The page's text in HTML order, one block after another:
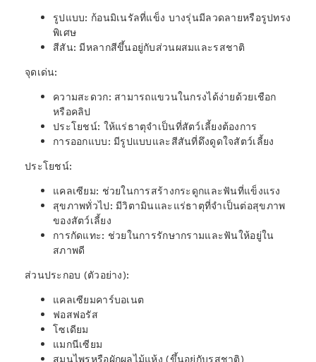
รูปแบบ: ก้อนมิเนรัลที่แข็ง บางรุ่นมีลวดลายหรือรูปทรง
พิเศษ
สีสัน: มีหลากสีขึ้นอยู่กับส่วนผสมและรสชาติ
จุดเด่น:
ความสะดวก: สามารถแขวนในกรงได้ง่ายด้วยเชือก
หรือคลิป
ประโยชน์: ให้แร่ธาตุจำเป็นที่สัตว์เลี้ยงต้องการ
การออกแบบ: มีรูปแบบและสีสันที่ดึงดูดใจสัตว์เลี้ยง
ประโยชน์:
แคลเซียม: ช่วยในการสร้างกระดูกและฟันที่แข็งแรง
สุขภาพทั่วไป: มีวิตามินและแร่ธาตุที่จำเป็นต่อสุขภาพ
ของสัตว์เลี้ยง
การกัดแทะ: ช่วยในการรักษากรามและฟันให้อยู่ใน
สภาพดี
ส่วนประกอบ (ตัวอย่าง):
แคลเซียมคาร์บอเนต
ฟอสฟอรัส
โซเดียม
แมกนีเซียม
สมุนไพรหรือผักผลไม้แห้ง (ขึ้นอยู่กับรสชาติ)